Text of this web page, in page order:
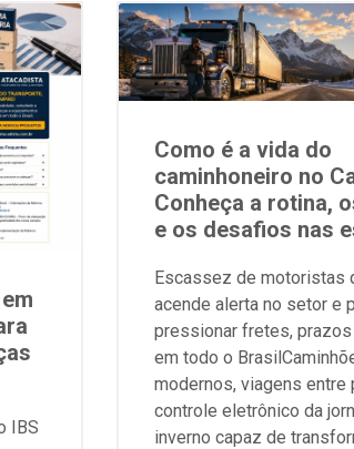
IBS
Como é a vida do
caminhoneiro no
Conheça a rotina,
e os desafios nas
Escassez de motoristas
acende alerta no setor e
pressionar fretes,
em todo o
modernos, viagens entre
controle eletrônico da
inverno capaz de